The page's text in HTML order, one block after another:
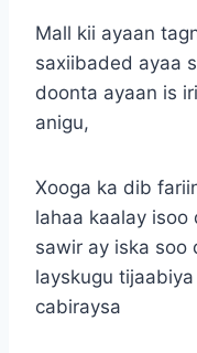
Mall kii ayaan
saxiibaded ayaa
doonta ayaan is
anigu,
Xooga ka dib
lahaa kaalay isoo
sawir ay iska soo
layskugu
cabiraysa